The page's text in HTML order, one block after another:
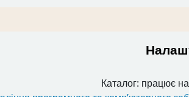
Каталог: працює